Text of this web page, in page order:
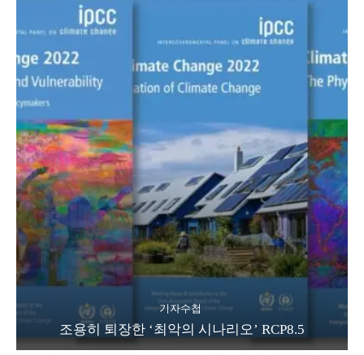
기자수첩
조용히 퇴장한 ‘최악의 시나리오’ RCP8.5